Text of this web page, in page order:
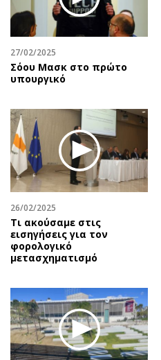
27/02/2025
Σόου Μασκ στο πρώτο
υπουργικό
26/02/2025
Τι ακούσαμε στις
εισηγήσεις για τον
φορολογικό
μετασχηματισμό